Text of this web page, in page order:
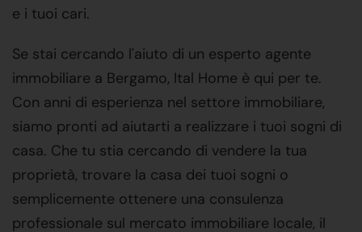
e i tuoi cari.
Se stai cercando l'aiuto di un esperto agente
immobiliare a Bergamo, Ital Home è qui per te.
Con anni di esperienza nel settore immobiliare,
siamo pronti ad aiutarti a realizzare i tuoi sogni di
casa. Che tu stia cercando di vendere la tua
proprietà, trovare la casa dei tuoi sogni o
semplicemente ottenere una consulenza
professionale sul mercato immobiliare locale, il